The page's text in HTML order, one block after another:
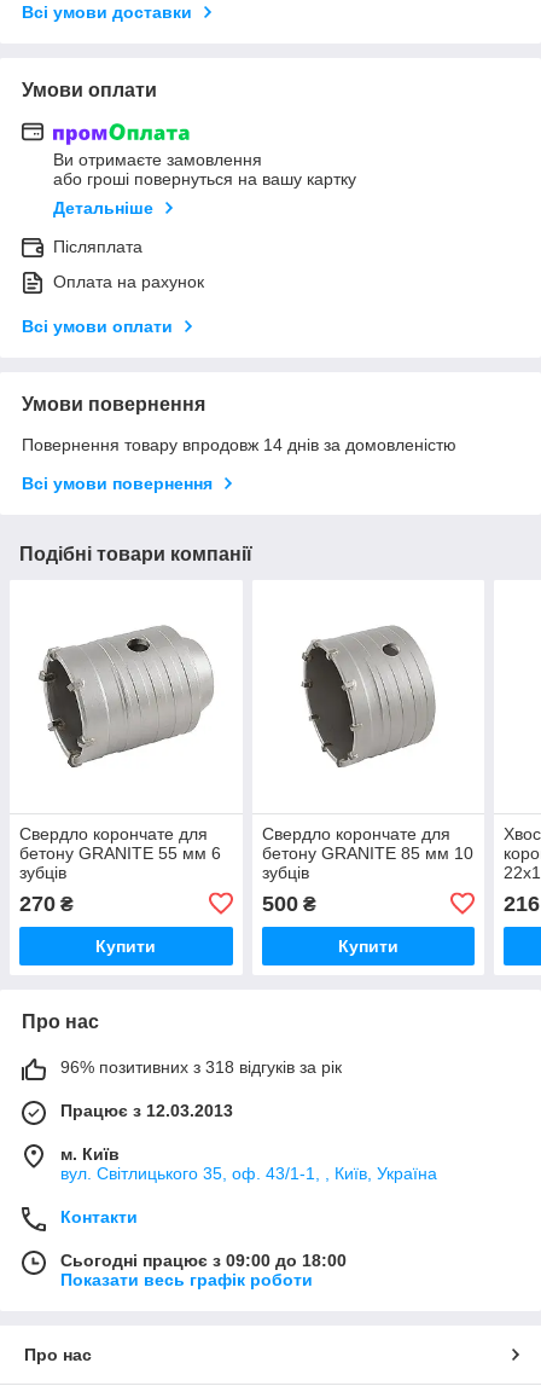
Всі умови доставки
Умови оплати
Ви отримаєте замовлення
або гроші повернуться на вашу картку
Детальніше
Післяплата
Оплата на рахунок
Всі умови оплати
Умови повернення
Повернення товару впродовж 14 днів за домовленістю
Всі умови повернення
Подібні товари компанії
Свердло корончате для
бетону GRANITE 55 мм 6
зубців
270 ₴
Купити
Свердло корончате для
бетону GRANITE 85 мм 10
зубців
500₴
Купити
216
Про нас
96% позитивних з 318 відгуків за рік
Працює з 12.03.2013
м. Київ
вул. Світлицького 35, оф. 43/1-1, , Київ, Україна
Контакти
Сьогодні працює з 09:00 до 18:00
Показати весь графік роботи
Про нас